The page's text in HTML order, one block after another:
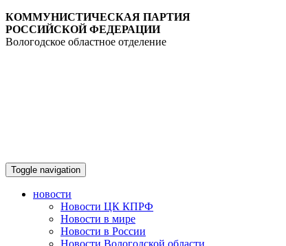
КОММУНИСТИЧЕСКАЯ ПАРТИЯ
РОССИЙСКОЙ ФЕДЕРАЦИИ
Вологодское областное отделение
Toggle navigation
новости
Новости ЦК КПРФ
Новости в мире
Новости в России
Новости Вологодской области